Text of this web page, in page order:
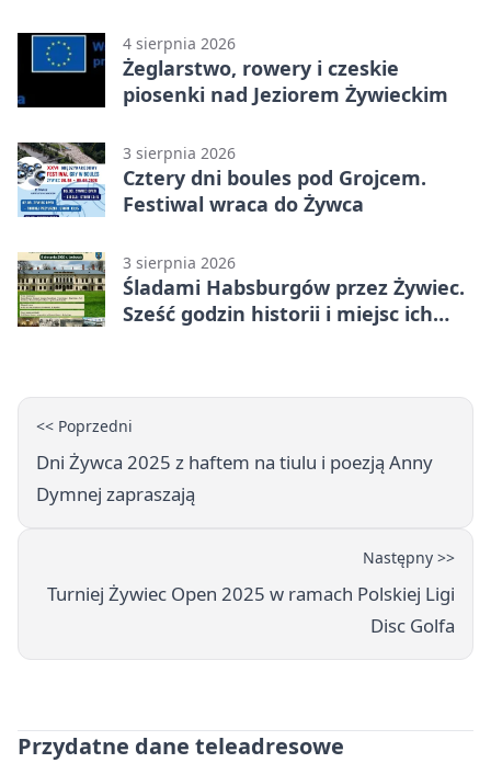
4 sierpnia 2026
Żeglarstwo, rowery i czeskie
piosenki nad Jeziorem Żywieckim
3 sierpnia 2026
Cztery dni boules pod Grojcem.
Festiwal wraca do Żywca
3 sierpnia 2026
Śladami Habsburgów przez Żywiec.
Sześć godzin historii i miejsc ich
<< Poprzedni
Dni Żywca 2025 z haftem na tiulu i poezją Anny
Dymnej zapraszają
Następny >>
Turniej Żywiec Open 2025 w ramach Polskiej Ligi
Disc Golfa
Przydatne dane teleadresowe